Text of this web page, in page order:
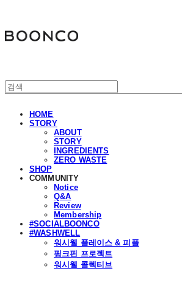
HOME
STORY
ABOUT
STORY
INGREDIENTS
ZERO WASTE
SHOP
COMMUNITY
Notice
Q&A
Review
Membership
#SOCIALBOONCO
#WASHWELL
워시웰 플레이스 & 피플
핑크핀 프로젝트
워시웰 콜렉티브